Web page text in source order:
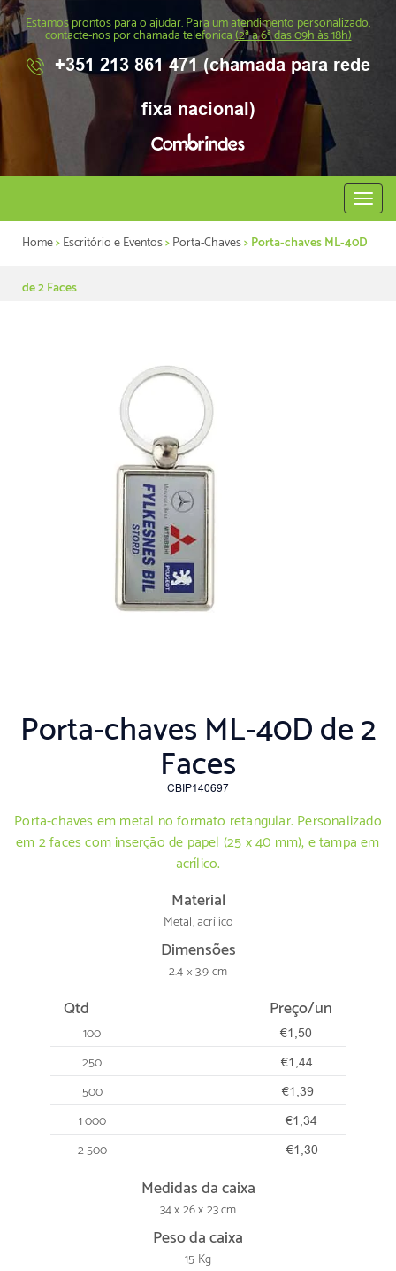
Estamos prontos para o ajudar. Para um atendimento personalizado,
contacte-nos por chamada telefonica(2ª a 6ª das 09h às 18h)
+351 213 861 471 (chamada para rede
fixa nacional)
Abrir
menu
Home>Escritório e Eventos>Porta-Chaves> Porta-chaves ML-40D
de 2 Faces
Porta-chaves ML-40D de 2
Faces
CBIP140697
Porta-chaves em metal no formato retangular. Personalizado
em 2 faces com inserção de papel (25 x 40 mm), e tampa em
acrílico.
Material
Metal, acrílico
Dimensões
2.4 × 3.9 cm
Qtd Preço/un
100 €1,50
250 €1,44
500 €1,39
1 000 €1,34
2 500 €1,30
Medidas da caixa
34 x 26 x 23 cm
Peso da caixa
15 Kg